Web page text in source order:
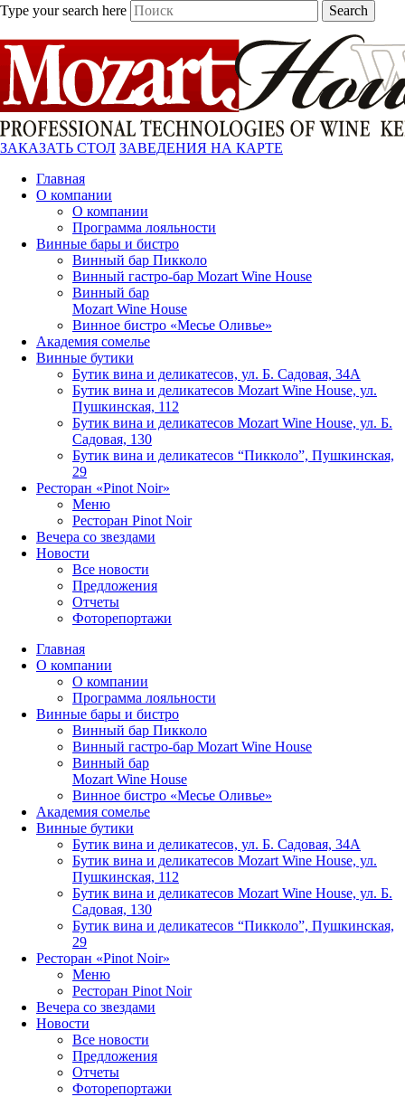
Type your search here Search
ЗАКАЗАТЬ СТОЛ ЗАВЕДЕНИЯ НА КАРТЕ
Главная
О компании
О компании
Программа лояльности
Винные бары и бистро
Винный бар Пикколо
Винный гастро-бар Mozart Wine House
Винный бар
Mozart Wine House
Винное бистро «Месье Оливье»
Академия сомелье
Винные бутики
Бутик вина и деликатесов, ул. Б. Садовая, 34А
Бутик вина и деликатесов Mozart Wine House, ул.
Пушкинская, 112
Бутик вина и деликатесов Mozart Wine House, ул. Б.
Садовая, 130
Бутик вина и деликатесов “Пикколо”, Пушкинская,
29
Ресторан «Pinot Noir»
Меню
Ресторан Pinot Noir
Вечера со звездами
Новости
Все новости
Предложения
Отчеты
Фоторепортажи
Главная
О компании
О компании
Программа лояльности
Винные бары и бистро
Винный бар Пикколо
Винный гастро-бар Mozart Wine House
Винный бар
Mozart Wine House
Винное бистро «Месье Оливье»
Академия сомелье
Винные бутики
Бутик вина и деликатесов, ул. Б. Садовая, 34А
Бутик вина и деликатесов Mozart Wine House, ул.
Пушкинская, 112
Бутик вина и деликатесов Mozart Wine House, ул. Б.
Садовая, 130
Бутик вина и деликатесов “Пикколо”, Пушкинская,
29
Ресторан «Pinot Noir»
Меню
Ресторан Pinot Noir
Вечера со звездами
Новости
Все новости
Предложения
Отчеты
Фоторепортажи